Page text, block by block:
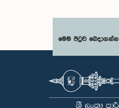
මෙම පිටුව බෙදාගන්න